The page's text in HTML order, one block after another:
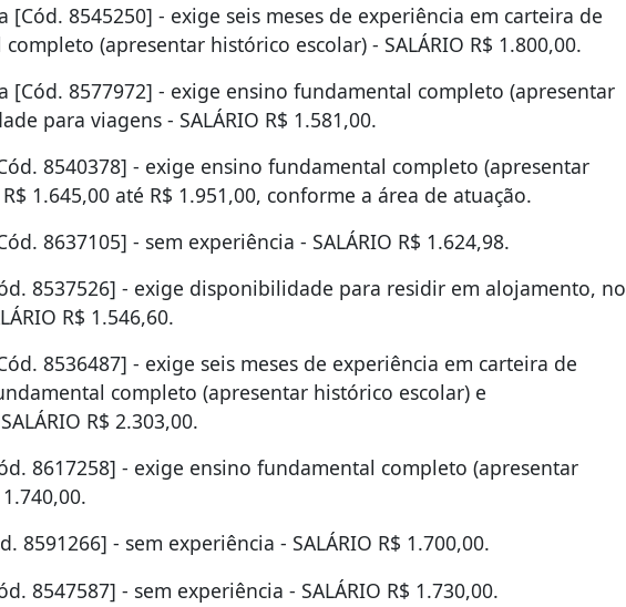
[Cód. 8545250] - exige seis meses de experiência em carteira de
(apresentar histórico escolar) - SALÁRIO R$ 1.800,00.
[Cód. 8577972] - exige ensino fundamental completo (apresentar
para viagens - SALÁRIO R$ 1.581,00.
8540378] - exige ensino fundamental completo (apresentar
1.645,00 até R$ 1.951,00, conforme a área de atuação.
8637105] - sem experiência - SALÁRIO R$ 1.624,98.
8537526] - exige disponibilidade para residir em alojamento, no
R$ 1.546,60.
8536487] - exige seis meses de experiência em carteira de
completo (apresentar histórico escolar) e
R$ 2.303,00.
8617258] - exige ensino fundamental completo (apresentar
8591266] - sem experiência - SALÁRIO R$ 1.700,00.
8547587] - sem experiência - SALÁRIO R$ 1.730,00.